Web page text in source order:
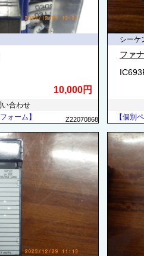
10,000円
い合わせ
フォーム】 Z22070868
シーケ
ファ
【個別